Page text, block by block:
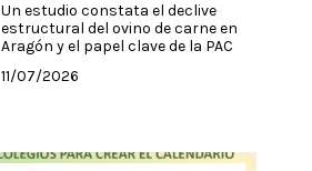
Un estudio constata el declive
estructural del ovino de carne en
Aragón y el papel clave de la PAC
11/07/2026